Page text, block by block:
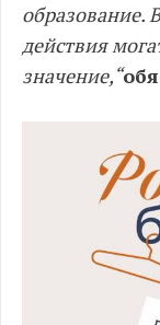
образование.
действия
значение,“